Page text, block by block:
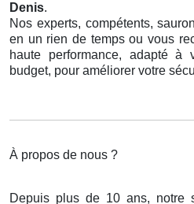
Denis.
Nos experts, compétents,
en un rien de temps ou vous
haute performance, adapté
budget, pour améliorer votre
À propos de nous ?
Depuis plus de 10 ans, notre